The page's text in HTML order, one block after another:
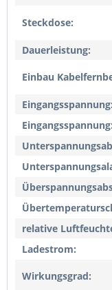
Steckdose:
Dauerleistung:
Einbau
Eingangsspannung:
Eingangsspannung:
relative
Ladestrom:
Wirkungsgrad: